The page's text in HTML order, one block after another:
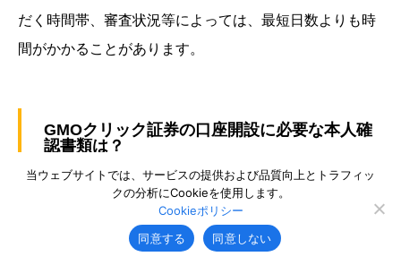
だく時間帯、審査状況等によっては、最短日数よりも時
間がかかることがあります。
GMOクリック証券の口座開設に必要な本人確
認書類は？
口座開設に必要な本人確認書類は、以下の通りです。
当ウェブサイトでは、サービスの提供および品質向上とトラフィッ
クの分析にCookieを使用します。
Cookieポリシー
同意する
同意しない